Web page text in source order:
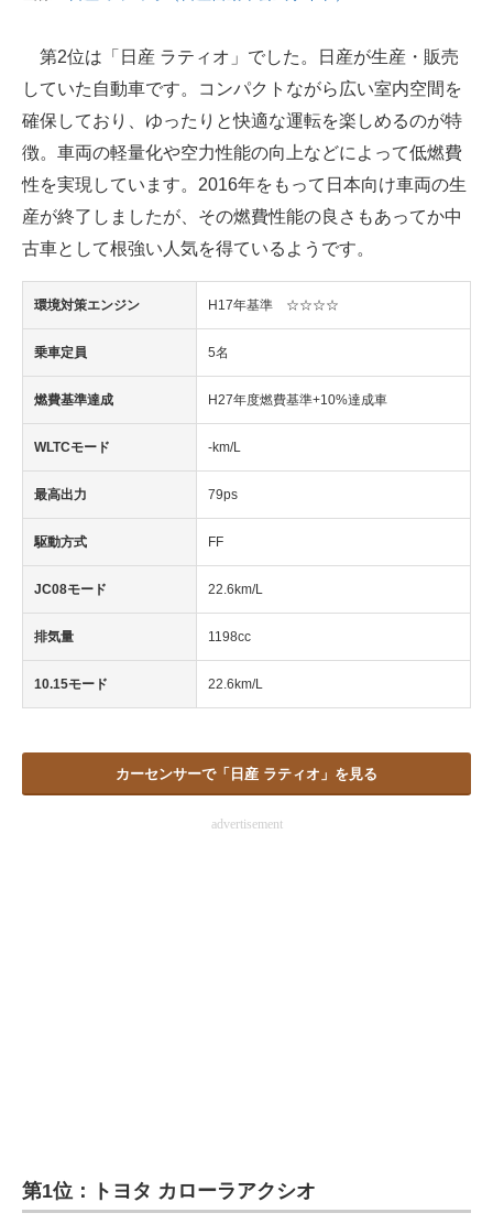
第2位は「日産 ラティオ」でした。日産が生産・販売
していた自動車です。コンパクトながら広い室内空間を
確保しており、ゆったりと快適な運転を楽しめるのが特
徴。車両の軽量化や空力性能の向上などによって低燃費
性を実現しています。2016年をもって日本向け車両の生
産が終了しましたが、その燃費性能の良さもあってか中
古車として根強い人気を得ているようです。
環境対策エンジン H17年基準 ☆☆☆☆
乗車定員 5名
燃費基準達成 H27年度燃費基準+10%達成車
WLTCモード -km/L
最高出力 79ps
駆動方式 FF
JC08モード 22.6km/L
排気量 1198cc
10.15モード 22.6km/L
カーセンサーで「日産 ラティオ」を見る
advertisement
第1位：トヨタ カローラアクシオ